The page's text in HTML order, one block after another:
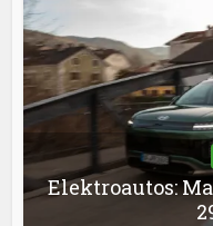
Elektroautos: